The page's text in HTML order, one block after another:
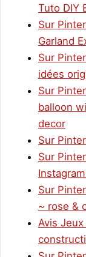
Tuto DIY
Sur
Garland
Sur
idées
Sur
balloon
decor
Sur
Sur
Sur
~ rose &
Avis